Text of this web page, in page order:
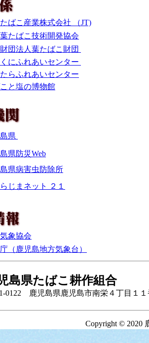
ばこ産業株式会社 （JT)
たばこ技術開発協会
団法人葉たばこ財団
にふれあいセンター
らふれあいセンター
と塩の博物館
県
県防災Web
県病害虫防除所
じまネット ２１
象協会
（鹿児島地方気象台）
島県たばこ耕作組合
0122 鹿児島県鹿児島市南栄４丁目
Copyright © 2020